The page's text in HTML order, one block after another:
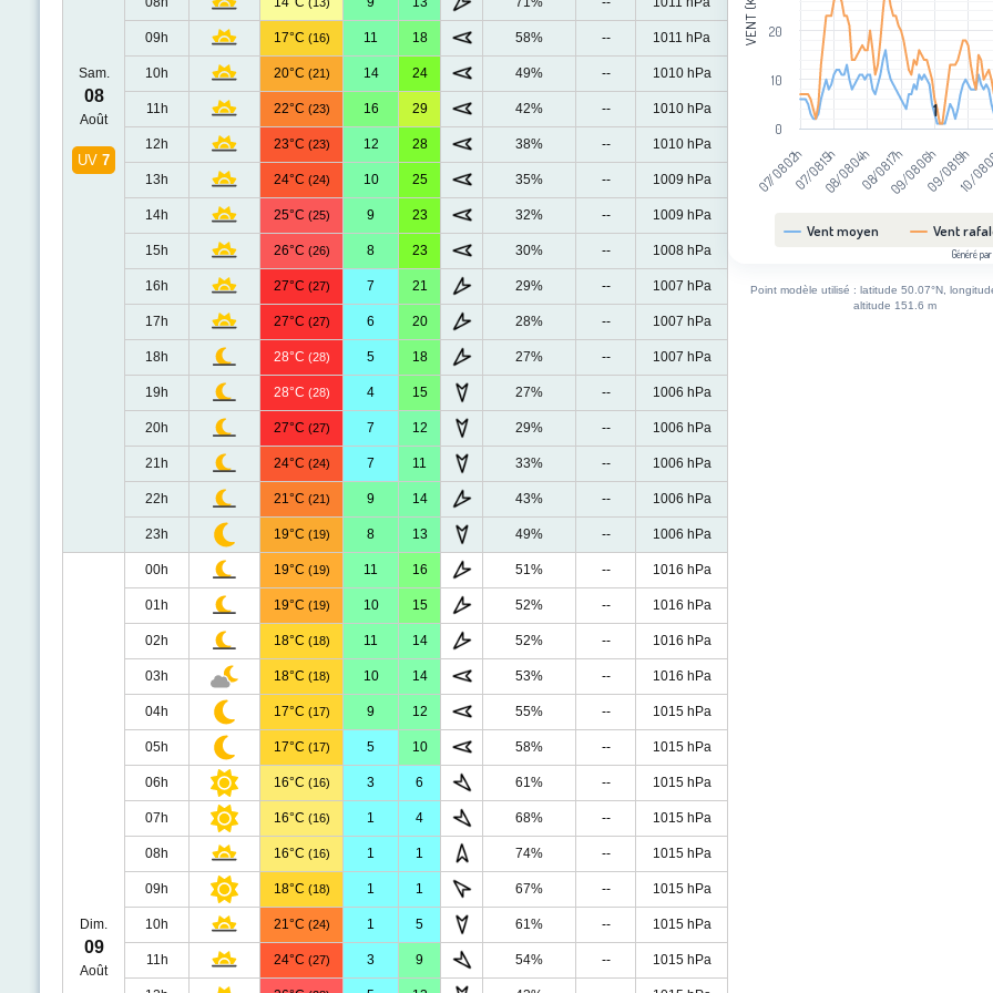
Sam.
08
Août
UV 7
09h 17°C (16) 11 18 58% -- 1011 hPa
10h 20°C (21) 14 24 49% -- 1010 hPa
11h 22°C (23) 16 29 42% -- 1010 hPa
12h 23°C (23) 12 28 38% -- 1010 hPa
13h 24°C (24) 10 25 35% -- 1009 hPa
14h 25°C (25) 9 23 32% -- 1009 hPa
15h 26°C (26) 8 23 30% -- 1008 hPa
16h 27°C (27) 7 21 29% -- 1007 hPa
17h 27°C (27) 6 20 28% -- 1007 hPa
18h 28°C (28) 5 18 27% -- 1007 hPa
19h 28°C (28) 4 15 27% -- 1006 hPa
20h 27°C (27) 7 12 29% -- 1006 hPa
21h 24°C (24) 7 11 33% -- 1006 hPa
22h 21°C (21) 9 14 43% -- 1006 hPa
23h 19°C (19) 8 13 49% -- 1006 hPa
Dim.
09
Août
00h 19°C (19) 11 16 51% -- 1016 hPa
01h 19°C (19) 10 15 52% -- 1016 hPa
02h 18°C (18) 11 14 52% -- 1016 hPa
03h 18°C (18) 10 14 53% -- 1016 hPa
04h 17°C (17) 9 12 55% -- 1015 hPa
05h 17°C (17) 5 10 58% -- 1015 hPa
06h 16°C (16) 3 6 61% -- 1015 hPa
07h 16°C (16) 1 4 68% -- 1015 hPa
08h 16°C (16) 1 1 74% -- 1015 hPa
09h 18°C (18) 1 1 67% -- 1015 hPa
10h 21°C (24) 1 5 61% -- 1015 hPa
11h 24°C (27) 3 9 54% -- 1015 hPa
11
Vent moyen Vent
07/08 02h07/08 15h08/08 04h08/08 17h09/08 06h09/08 19h
10/
0
10
20
Généré
Point modèle utilisé : latitude 50.07°N,
altitude 151.6 m